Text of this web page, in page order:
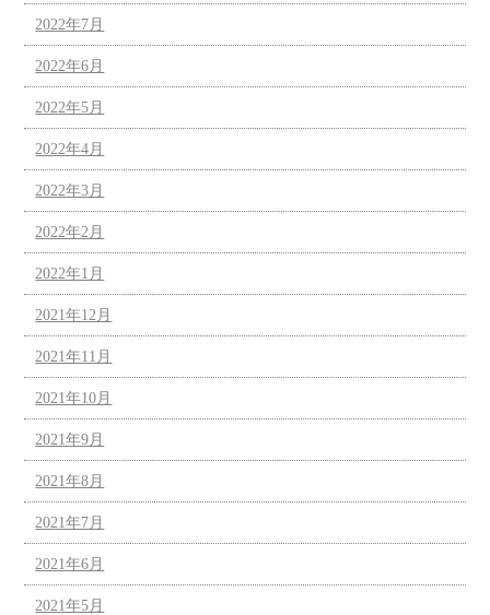
2022年7月
2022年6月
2022年5月
2022年4月
2022年3月
2022年2月
2022年1月
2021年12月
2021年11月
2021年10月
2021年9月
2021年8月
2021年7月
2021年6月
2021年5月